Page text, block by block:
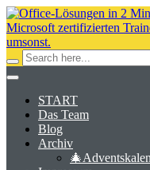
START
Das Team
Blog
Archiv